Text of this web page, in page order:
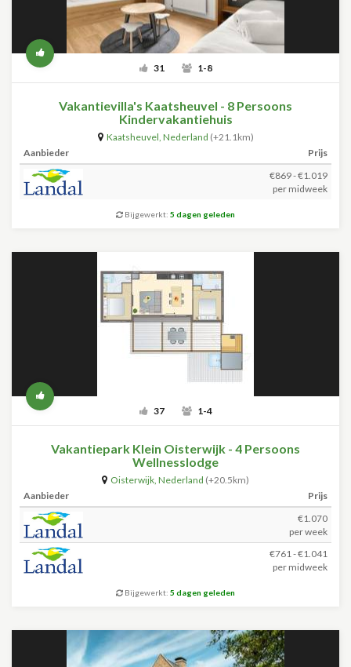
31 1-8
Vakantievilla's Kaatsheuvel - 8 Persoons
Kindervakantiehuis
Kaatsheuvel, Nederland (+21.1km)
Aanbieder
Prijs
€869 - €1.019
per midweek
Bijgewerkt: 5 dagen geleden
37 1-4
Vakantiepark Klein Oisterwijk - 4 Persoons
Wellnesslodge
Oisterwijk, Nederland (+20.5km)
Aanbieder
Prijs
€1.070
per week
€761 - €1.041
per midweek
Bijgewerkt: 5 dagen geleden